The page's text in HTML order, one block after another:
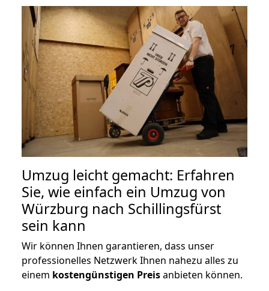
Umzug leicht gemacht: Erfahren
Sie, wie einfach ein Umzug von
Würzburg nach Schillingsfürst
sein kann
Wir können Ihnen garantieren, dass unser
professionelles Netzwerk Ihnen nahezu alles zu
einem kostengünstigen Preisanbieten können.